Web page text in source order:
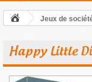
Jeux de
Happy Little